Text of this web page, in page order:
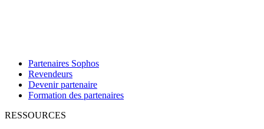
Partenaires Sophos
Revendeurs
Devenir partenaire
Formation des partenaires
RESSOURCES